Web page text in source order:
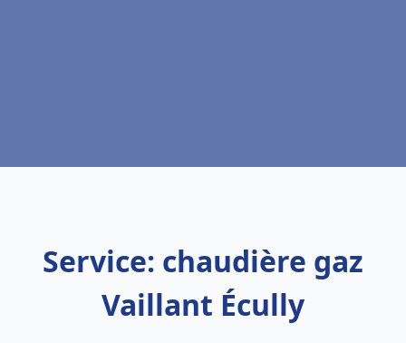
Service: chaudière gaz
Vaillant Écully